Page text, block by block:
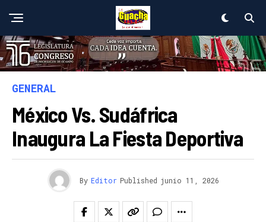
GENERAL
México Vs. Sudáfrica
Inaugura La Fiesta Deportiva
By Editor Published junio 11, 2026